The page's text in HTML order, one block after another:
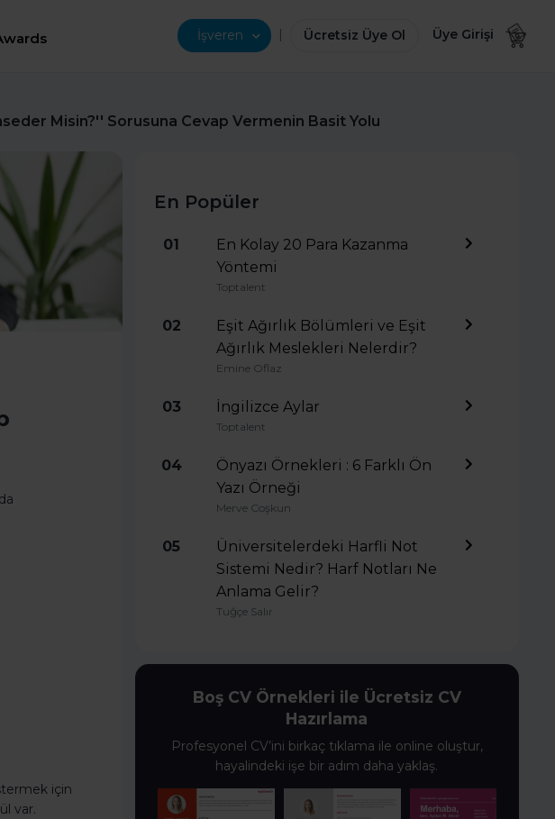
İşveren | Ücretsiz Üye Ol Üye Girişi
Misin?'' Sorusuna Cevap Vermenin Basit Yolu
için
var.
En Popüler
01
En Kolay 20 Para Kazanma
Yöntemi
Toptalent
02
Eşit Ağırlık Bölümleri ve Eşit
Ağırlık Meslekleri Nelerdir?
Emine Oflaz
03 İngilizce Aylar
Toptalent
04
Önyazı Örnekleri : 6 Farklı Ön
Yazı Örneği
Merve Coşkun
05
Üniversitelerdeki Harfli Not
Sistemi Nedir? Harf Notları Ne
Anlama Gelir?
Tuğçe Salır
Boş CV Örnekleri ile Ücretsiz CV
Hazırlama
Profesyonel CV’ini birkaç tıklama ile online oluştur,
hayalindeki işe bir adım daha yaklaş.